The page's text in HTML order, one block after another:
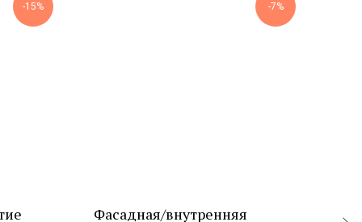
-15% -7%
Фасадная/внутренняя